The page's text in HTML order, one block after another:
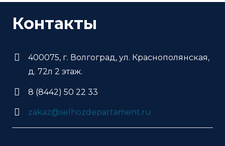
Контакты
400075, г. Волгоград, ул. Краснополянская,
д. 72л 2 этаж.
8 (8442) 50 22 33
zakaz@selhozdepartament.ru